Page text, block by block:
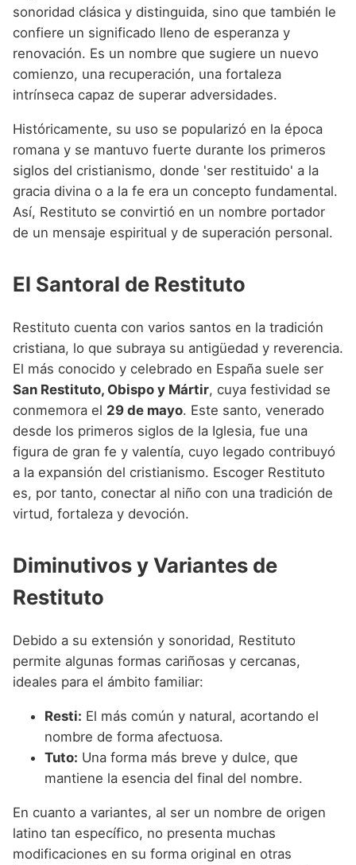
Nombres de niño que empiezan por X
Nombres de niño que empiezan por Y
Nombres de niño que empiezan por Z
sonoridad clásica y distinguida, sino que también le
confiere un significado lleno de esperanza y
renovación. Es un nombre que sugiere un nuevo
comienzo, una recuperación, una fortaleza
intrínseca capaz de superar adversidades.
Históricamente, su uso se popularizó en la época
romana y se mantuvo fuerte durante los primeros
siglos del cristianismo, donde 'ser restituido' a la
gracia divina o a la fe era un concepto fundamental.
Así, Restituto se convirtió en un nombre portador
de un mensaje espiritual y de superación personal.
El Santoral de Restituto
Restituto cuenta con varios santos en la tradición
cristiana, lo que subraya su antigüedad y reverencia.
El más conocido y celebrado en España suele ser
San Restituto, Obispo y Mártir, cuya festividad se
conmemora el 29 de mayo. Este santo, venerado
desde los primeros siglos de la Iglesia, fue una
figura de gran fe y valentía, cuyo legado contribuyó
a la expansión del cristianismo. Escoger Restituto
es, por tanto, conectar al niño con una tradición de
virtud, fortaleza y devoción.
Diminutivos y Variantes de
Restituto
Debido a su extensión y sonoridad, Restituto
permite algunas formas cariñosas y cercanas,
ideales para el ámbito familiar:
Resti: El más común y natural, acortando el
nombre de forma afectuosa.
Tuto: Una forma más breve y dulce, que
mantiene la esencia del final del nombre.
En cuanto a variantes, al ser un nombre de origen
latino tan específico, no presenta muchas
modificaciones en su forma original en otras